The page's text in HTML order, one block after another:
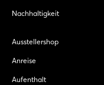
Nachhaltigkeit
Ausstellershop
Anreise
Aufenthalt